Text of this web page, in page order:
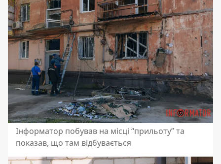
Інформатор побував на місці “прильоту” та
показав, що там відбувається